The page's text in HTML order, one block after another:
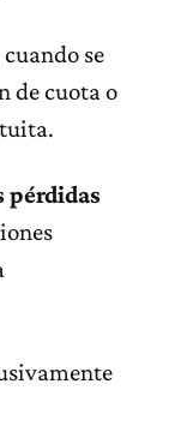
se
de cuota o
pérdidas